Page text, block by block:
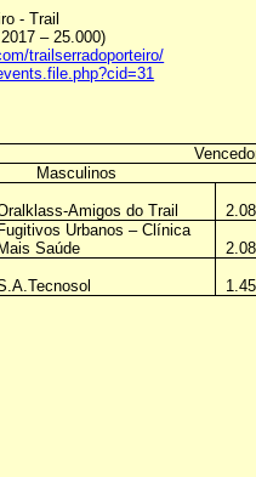
- Trail
– 25.000)
trailserradoporteiro/
Masculinos
Amigos do Trail
Fugitivos Urbanos – Clínica
Mais Saúde